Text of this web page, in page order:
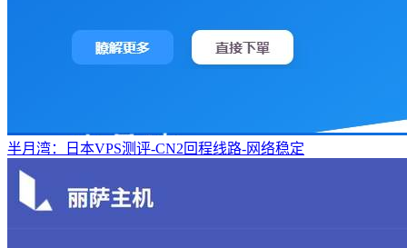
半月湾：日本VPS测评-CN2回程线路-网络稳定